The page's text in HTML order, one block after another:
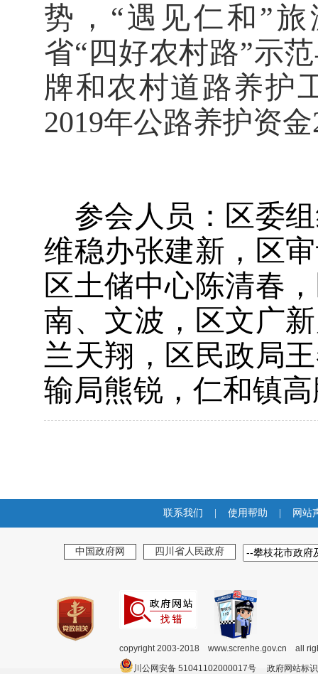
势，“遇见仁和”
省“四好农村路”示
牌和农村道路养护
2019年公路养护资
参会人员： 区委
维稳办张建新，区
区土储中心陈清春
南、文波，区文广
兰天翔，区民政局
输局熊锐，仁和镇
联系我们 使用帮助 网站
中国政府网 四川省人民政府
copyright 2003-2018 www.screnhe.gov.cn all
川公网安备 51041102000017号 政府网站